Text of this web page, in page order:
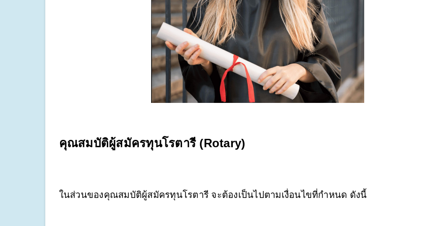
คุณสมบัติผู้สมัครทุนโรตารี (Rotary)
ในส่วนของคุณสมบัติผู้สมัครทุนโรตารี จะต้องเป็นไปตามเงื่อนไขที่กำหนด ดังนี้